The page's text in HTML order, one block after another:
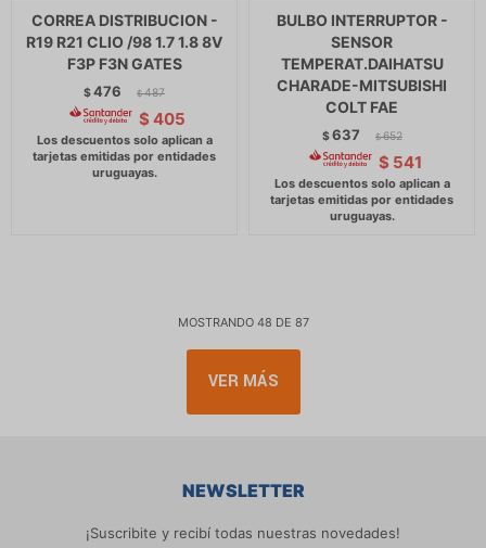
CORREA DISTRIBUCION -
R19 R21 CLIO /98 1.7 1.8 8V
F3P F3N GATES
$476 $ 487
$ 405
BULBO INTERRUPTOR -
SENSOR
TEMPERAT.DAIHATSU
CHARADE-MITSUBISHI
COLT FAE
$637 $ 652
$ 541
MOSTRANDO 48 DE 87
VER MÁS
NEWSLETTER
¡Suscribite y recibí todas nuestras novedades!